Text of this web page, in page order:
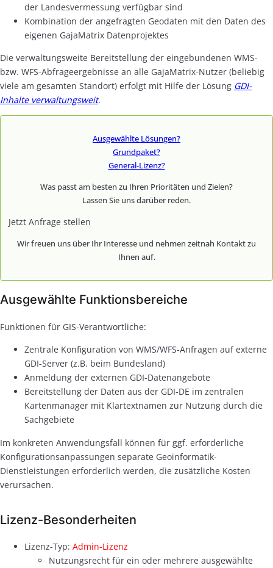
der Landesvermessung verfügbar sind
Kombination der angefragten Geodaten mit den Daten des
eigenen GajaMatrix Datenprojektes
Die verwaltungsweite Bereitstellung der eingebundenen WMS-
bzw. WFS-Abfrageergebnisse an alle GajaMatrix-Nutzer (beliebig
viele am gesamten Standort) erfolgt mit Hilfe der Lösung GDI-
Inhalte verwaltungsweit.
Ausgewählte Lösungen?
Grundpaket?
General-Lizenz?
Was passt am besten zu Ihren Prioritäten und Zielen?
Lassen Sie uns darüber reden.
Jetzt Anfrage stellen
Wir freuen uns über Ihr Interesse und nehmen zeitnah Kontakt zu
Ihnen auf.
Ausgewählte Funktionsbereiche
Funktionen für GIS-Verantwortliche:
Zentrale Konfiguration von WMS/WFS-Anfragen auf externe
GDI-Server (z.B. beim Bundesland)
Anmeldung der externen GDI-Datenangebote
Bereitstellung der Daten aus der GDI-DE im zentralen
Kartenmanager mit Klartextnamen zur Nutzung durch die
Sachgebiete
Im konkreten Anwendungsfall können für ggf. erforderliche
Konfigurationsanpassungen separate Geoinformatik-
Dienstleistungen erforderlich werden, die zusätzliche Kosten
verursachen.
Lizenz-Besonderheiten
Lizenz-Typ: Admin-Lizenz
Nutzungsrecht für ein oder mehrere ausgewählte